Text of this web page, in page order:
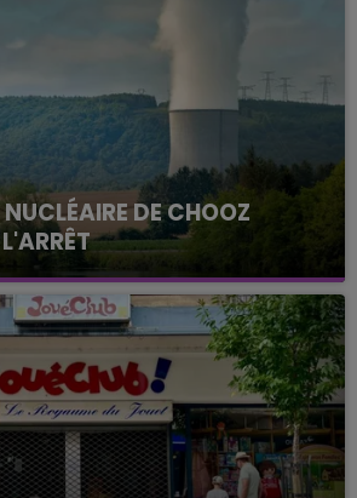
DE CHOOZ
semaine que la centrale
est à l'arrêt. Une situation
intense qui est toujours